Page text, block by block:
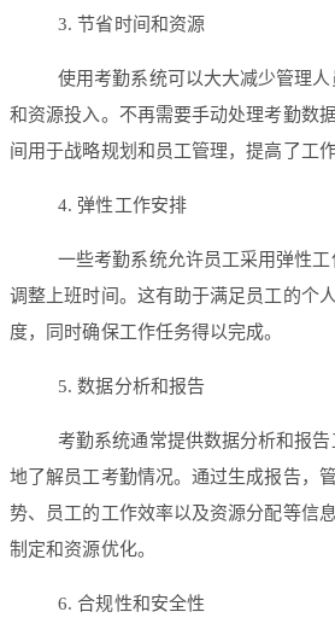
3. 节省时间和资源
使用考勤系统可以大大减少管理人
和资源投入。不再需要手动处理考勤数
间用于战略规划和员工管理，提高了工作
4. 弹性工作安排
一些考勤系统允许员工采用弹性
调整上班时间。这有助于满足员工的个
度，同时确保工作任务得以完成。
5. 数据分析和报告
考勤系统通常提供数据分析和报
地了解员工考勤情况。通过生成报告，
势、员工的工作效率以及资源分配等信
制定和资源优化。
6. 合规性和安全性